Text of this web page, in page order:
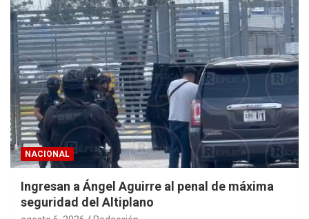
NACIONAL
Ingresan a Ángel Aguirre al penal de máxima
seguridad del Altiplano